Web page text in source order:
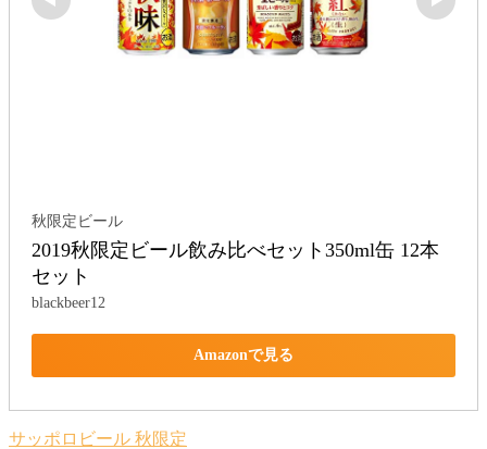
秋限定ビール
2019秋限定ビール飲み比べセット350ml缶 12本
セット
blackbeer12
Amazonで見る
サッポロビール 秋限定